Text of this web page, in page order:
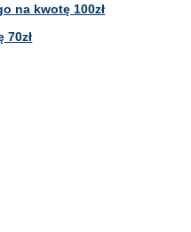
na kwotę 100zł
70zł